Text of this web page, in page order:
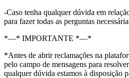
-Caso tenha qualquer dúvida em
para fazer todas as perguntas
*—* IMPORTANTE *—*
*Antes de abrir reclamações na
pelo campo de mensagens para
qualquer dúvida estamos à disposição